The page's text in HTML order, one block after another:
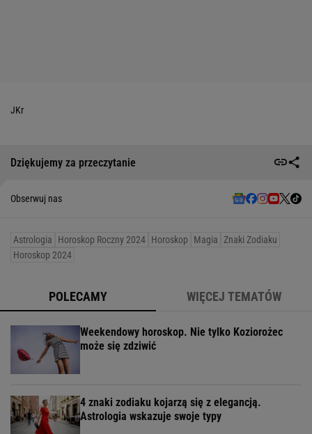
JKr
Dziękujemy za przeczytanie
Obserwuj nas
Astrologia Horoskop Roczny 2024 Horoskop Magia
Znaki Zodiaku
Horoskop 2024
POLECAMY WIĘCEJ TEMATÓW
Weekendowy horoskop. Nie tylko Koziorożec
może się zdziwić
4 znaki zodiaku kojarzą się z elegancją.
Astrologia wskazuje swoje typy